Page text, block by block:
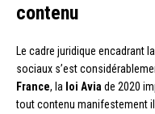
contenu
Le cadre juridique encadrant
sociaux s’est
France, la loi Avia de 2020
tout contenu manifestement